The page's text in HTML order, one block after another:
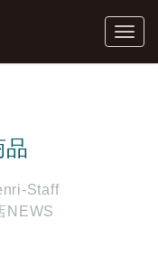
Staff
NEWS